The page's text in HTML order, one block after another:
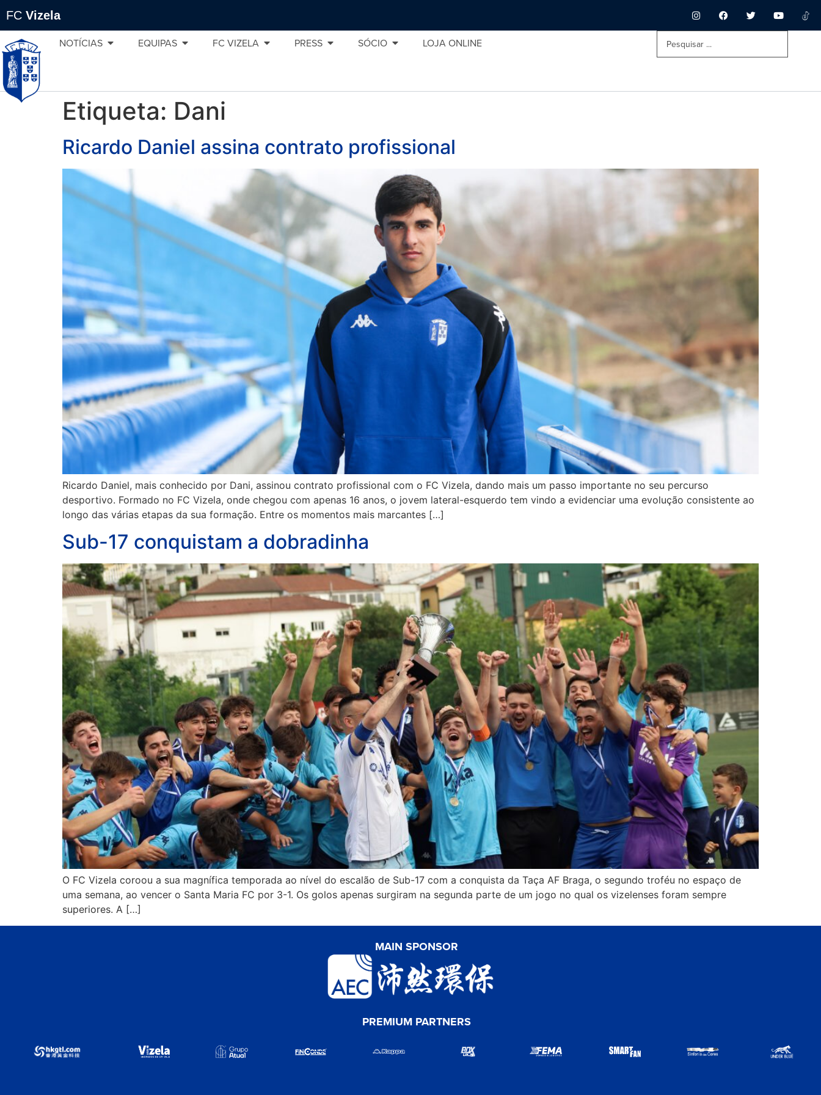
FC Vizela
NOTÍCIAS EQUIPAS FC VIZELA PRESS SÓCIO LOJA ONLINE
Etiqueta: Dani
Ricardo Daniel assina contrato profissional
Ricardo Daniel, mais conhecido por Dani, assinou contrato profissional com o FC Vizela, dando mais um passo importante no seu percurso
desportivo. Formado no FC Vizela, onde chegou com apenas 16 anos, o jovem lateral-esquerdo tem vindo a evidenciar uma evolução consistente ao
longo das várias etapas da sua formação. Entre os momentos mais marcantes […]
Sub-17 conquistam a dobradinha
O FC Vizela coroou a sua magnífica temporada ao nível do escalão de Sub-17 com a conquista da Taça AF Braga, o segundo troféu no espaço de
uma semana, ao vencer o Santa Maria FC por 3-1. Os golos apenas surgiram na segunda parte de um jogo no qual os vizelenses foram sempre
superiores. A […]
MAIN SPONSOR
PREMIUM PARTNERS